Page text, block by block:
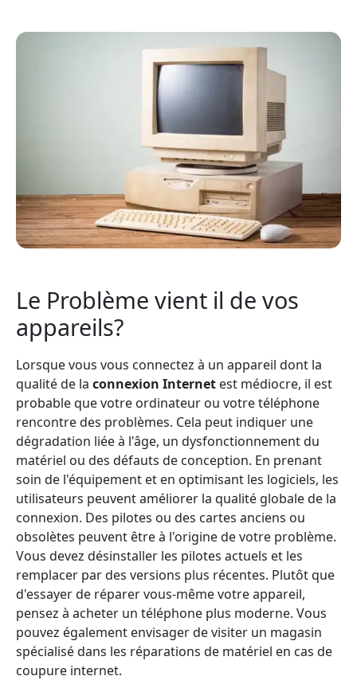
Le Problème vient il de vos
appareils?
Lorsque vous vous connectez à un appareil dont la
qualité de la connexion Internet est médiocre, il est
probable que votre ordinateur ou votre téléphone
rencontre des problèmes. Cela peut indiquer une
dégradation liée à l'âge, un dysfonctionnement du
matériel ou des défauts de conception. En prenant
soin de l'équipement et en optimisant les logiciels, les
utilisateurs peuvent améliorer la qualité globale de la
connexion. Des pilotes ou des cartes anciens ou
obsolètes peuvent être à l'origine de votre problème.
Vous devez désinstaller les pilotes actuels et les
remplacer par des versions plus récentes. Plutôt que
d'essayer de réparer vous-même votre appareil,
pensez à acheter un téléphone plus moderne. Vous
pouvez également envisager de visiter un magasin
spécialisé dans les réparations de matériel en cas de
coupure internet.